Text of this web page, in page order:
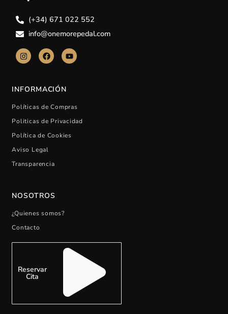
(+34) 671 022 552
info@onemorepedal.com
INFORMACIÓN
Políticas de Compras
Politicas de Privacidad
Política de Cookies
Aviso Legal
Transparencia
NOSOTROS
¿Quienes somos?
Contacto
Reservar
Cita